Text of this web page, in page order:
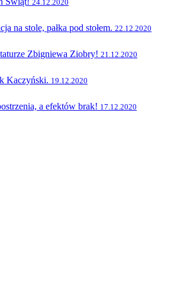
24.12.2020
na stole, pałka pod stołem. 22.12.2020
Zbigniewa Ziobry! 21.12.2020
Kaczyński. 19.12.2020
a efektów brak! 17.12.2020